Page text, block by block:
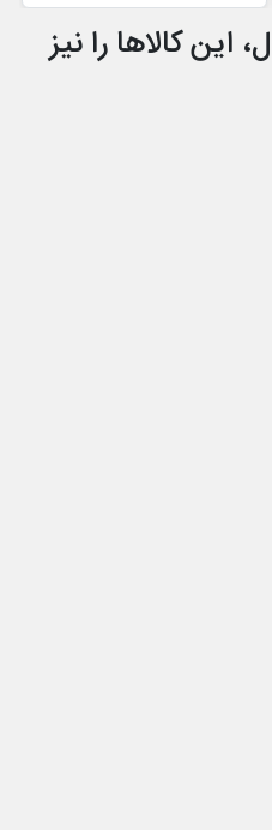
کالاها را نیز